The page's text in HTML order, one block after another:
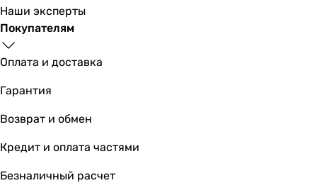
-
Переключатель ванна/душ
-
-
-
-
вытяжной
-
Наши эксперты
Покупателям
Оплата и доставка
Гарантия
Возврат и обмен
Кредит и оплата частями
Безналичный расчет